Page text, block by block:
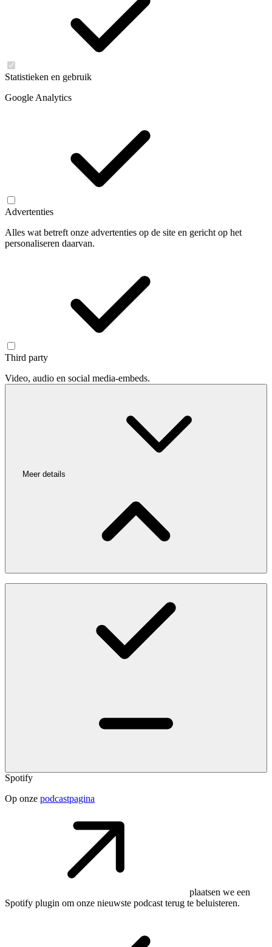
Statistieken en gebruik
Google Analytics
Advertenties
Alles wat betreft onze advertenties op de site en gericht op het
personaliseren daarvan.
Third party
Video, audio en social media-embeds.
Meer details
Spotify
Op onze podcastpagina
plaatsen we een
Spotify plugin om onze nieuwste podcast terug te beluisteren.